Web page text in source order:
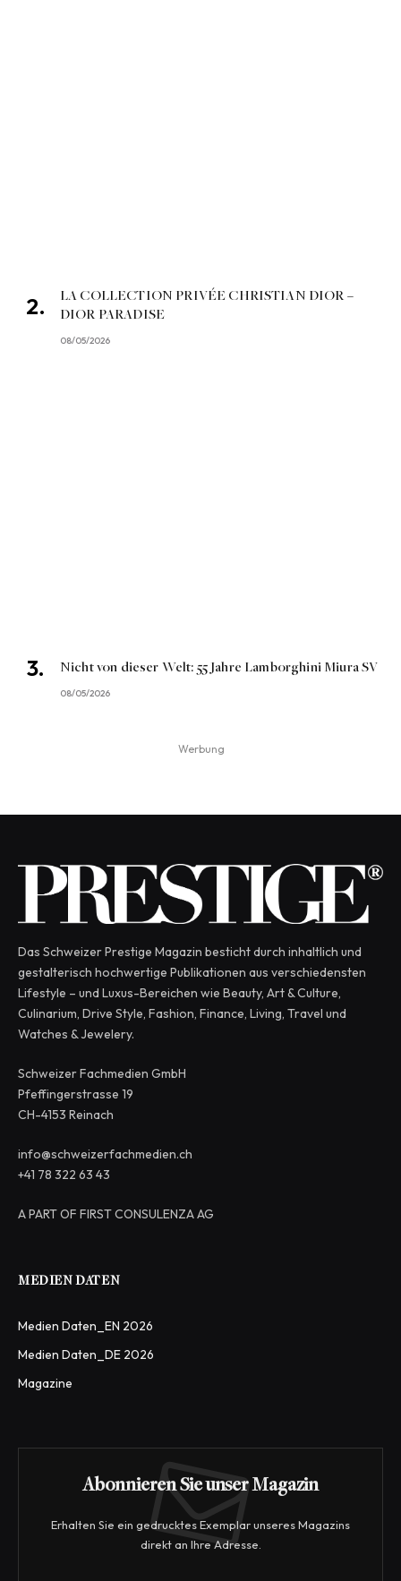
LA COLLECTION PRIVÉE CHRISTIAN DIOR –
DIOR PARADISE
08/05/2026
Nicht von dieser Welt: 55 Jahre Lamborghini Miura SV
08/05/2026
Werbung
Das Schweizer Prestige Magazin besticht durch inhaltlich und
gestalterisch hochwertige Publikationen aus verschiedensten
Lifestyle – und Luxus-Bereichen wie Beauty, Art & Culture,
Culinarium, Drive Style, Fashion, Finance, Living, Travel und
Watches & Jewelery.
Schweizer Fachmedien GmbH
Pfeffingerstrasse 19
CH-4153 Reinach
info@schweizerfachmedien.ch
+41 78 322 63 43
A PART OF FIRST CONSULENZA AG
MEDIEN DATEN
Medien Daten_EN 2026
Medien Daten_DE 2026
Magazine
Abonnieren Sie unser Magazin
Erhalten Sie ein gedrucktes Exemplar unseres Magazins
direkt an Ihre Adresse.